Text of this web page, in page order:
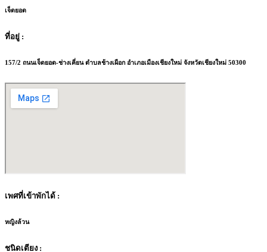
เจ็ดยอด
ที่อยู่ :
157/2 ถนนเจ็ดยอด-ช่างเคี่ยน ตำบลช้างเผือก อำเภอเมืองเชียงใหม่ จังหวัดเชียงใหม่ 50300
เพศที่เข้าพักได้ :
หญิงล้วน
ชนิดเตียง :